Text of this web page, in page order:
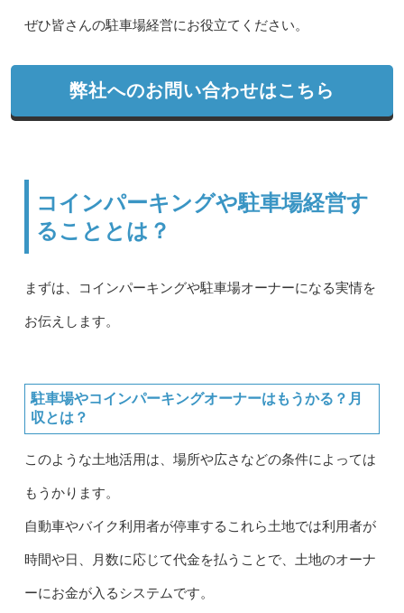
ぜひ皆さんの駐車場経営にお役立てください。
弊社へのお問い合わせはこちら
コインパーキングや駐車場経営す
ることとは？
まずは、コインパーキングや駐車場オーナーになる実情を
お伝えします。
駐車場やコインパーキングオーナーはもうかる？月
収とは？
このような土地活用は、場所や広さなどの条件によっては
もうかります。
自動車やバイク利用者が停車するこれら土地では利用者が
時間や日、月数に応じて代金を払うことで、土地のオーナ
ーにお金が入るシステムです。